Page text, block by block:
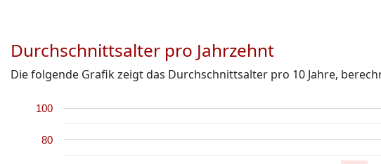
Durchschnittsalter pro Jahrzehnt
Die folgende Grafik zeigt das Durchschnittsalter pro 10 Jahre,
80
100